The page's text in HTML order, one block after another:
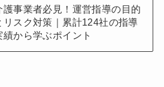
護事業者必見！運営指導の目的
リスク対策｜累計124社の指導
績から学ぶポイント